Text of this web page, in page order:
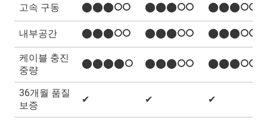
고속 구동 ⬤⬤⬤⭘⭘ ⬤⬤⬤⭘⭘ ⬤⬤⬤⭘⭘
내부공간 ⬤⬤⬤⭘⭘ ⬤⬤⬤⭘⭘ ⬤⬤⬤⭘⭘
케이블 충진
중량
⬤⬤⬤⬤⭘ ⬤⬤⬤⭘⭘ ⬤⬤⬤⭘⭘
36개월 품질
보증
✔ ✔ ✔